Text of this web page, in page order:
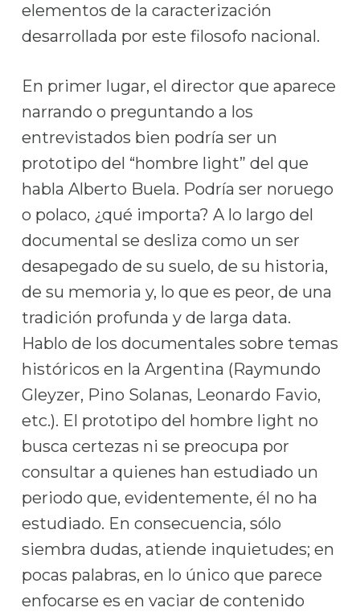
elementos de la caracterización
desarrollada por este filosofo nacional.
En primer lugar, el director que aparece
narrando o preguntando a los
entrevistados bien podría ser un
prototipo del “hombre light” del que
habla Alberto Buela. Podría ser noruego
o polaco, ¿qué importa? A lo largo del
documental se desliza como un ser
desapegado de su suelo, de su historia,
de su memoria y, lo que es peor, de una
tradición profunda y de larga data.
Hablo de los documentales sobre temas
históricos en la Argentina (Raymundo
Gleyzer, Pino Solanas, Leonardo Favio,
etc.). El prototipo del hombre light no
busca certezas ni se preocupa por
consultar a quienes han estudiado un
periodo que, evidentemente, él no ha
estudiado. En consecuencia, sólo
siembra dudas, atiende inquietudes; en
pocas palabras, en lo único que parece
enfocarse es en vaciar de contenido